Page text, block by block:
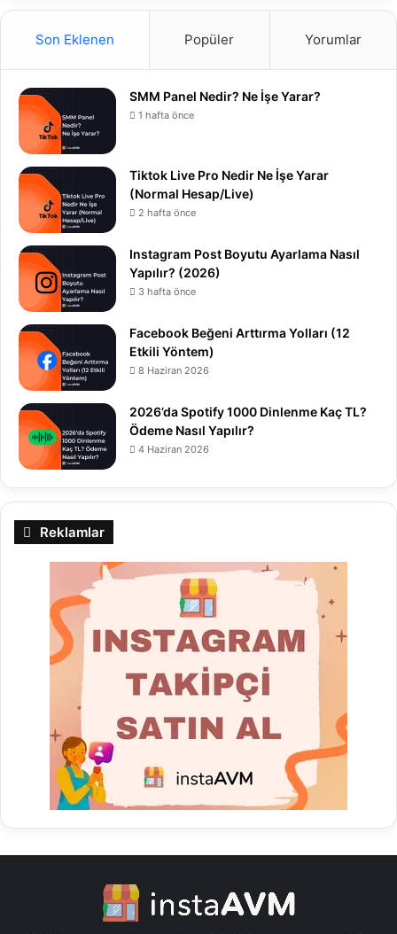
i
t
e
r
u
T
b
e
s
g
r
Son Eklenen Popüler Yorumlar
SMM Panel Nedir? Ne İşe Yarar?
1 hafta önce
Tiktok Live Pro Nedir Ne İşe Yarar
(Normal Hesap/Live)
2 hafta önce
Instagram Post Boyutu Ayarlama Nasıl
Yapılır? (2026)
3 hafta önce
Facebook Beğeni Arttırma Yolları (12
Etkili Yöntem)
8 Haziran 2026
2026’da Spotify 1000 Dinlenme Kaç TL?
Ödeme Nasıl Yapılır?
4 Haziran 2026
Reklamlar